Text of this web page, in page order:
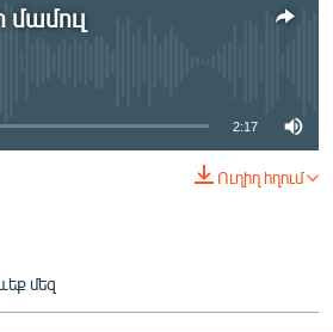
մամուլ
source currently available
2:17
Ուղիղ հղում
մեզ